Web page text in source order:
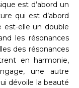
est d’abord un
qui est d’abord
est-elle un double
les résonances
des résonances
en harmonie,
une autre
dévoile la beauté